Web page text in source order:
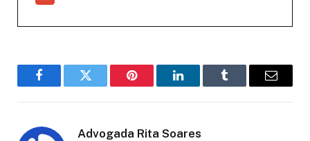
FacebookTwitter Pinterest LinkedInTumblr Email
Advogada Rita Soares